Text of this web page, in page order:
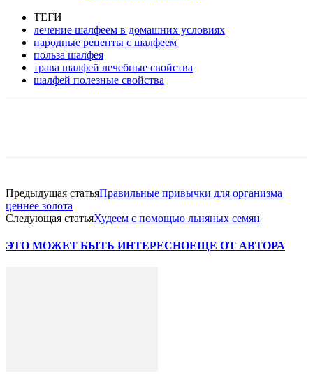
ТЕГИ
лечение шалфеем в домашних условиях
народные рецепты с шалфеем
польза шалфея
трава шалфей лечебные свойства
шалфей полезные свойства
Предыдущая статьяПравильные привычки для организма
ценнее золота
Следующая статьяХудеем с помощью льняных семян
ЭТО МОЖЕТ БЫТЬ ИНТЕРЕСНОЕЩЕ ОТ АВТОРА